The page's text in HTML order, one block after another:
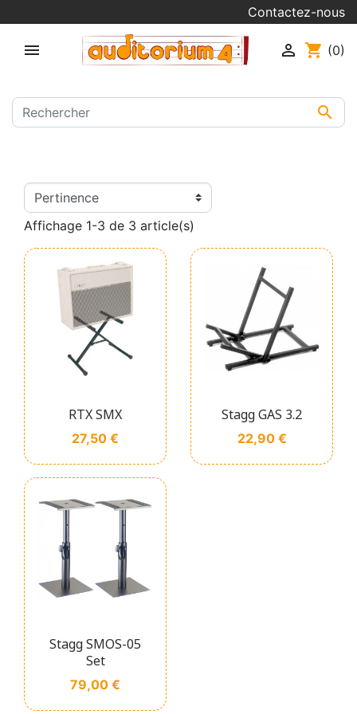
Contactez-nous


 shopping_cart (0)
Affichage 1-3 de 3 article(s)
RTX SMX
Prix
27,50 €
Stagg GAS 3.2
Prix
22,90 €
Stagg SMOS-05
Set
Prix
79,00 €